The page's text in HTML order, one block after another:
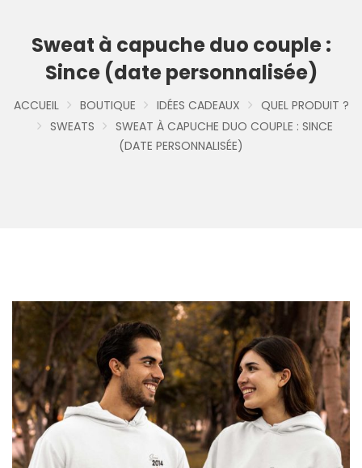
Sweat à capuche duo couple :
Since (date personnalisée)
ACCUEIL BOUTIQUE IDÉES CADEAUX
QUEL PRODUIT ?
SWEATS
SWEAT À CAPUCHE DUO COUPLE : SINCE
(DATE PERSONNALISÉE)